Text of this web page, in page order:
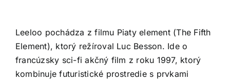
Leeloo pochádza z filmu Piaty element (The Fifth
Element), ktorý režíroval Luc Besson. Ide o
francúzsky sci-fi akčný film z roku 1997, ktorý
kombinuje futuristické prostredie s prvkami